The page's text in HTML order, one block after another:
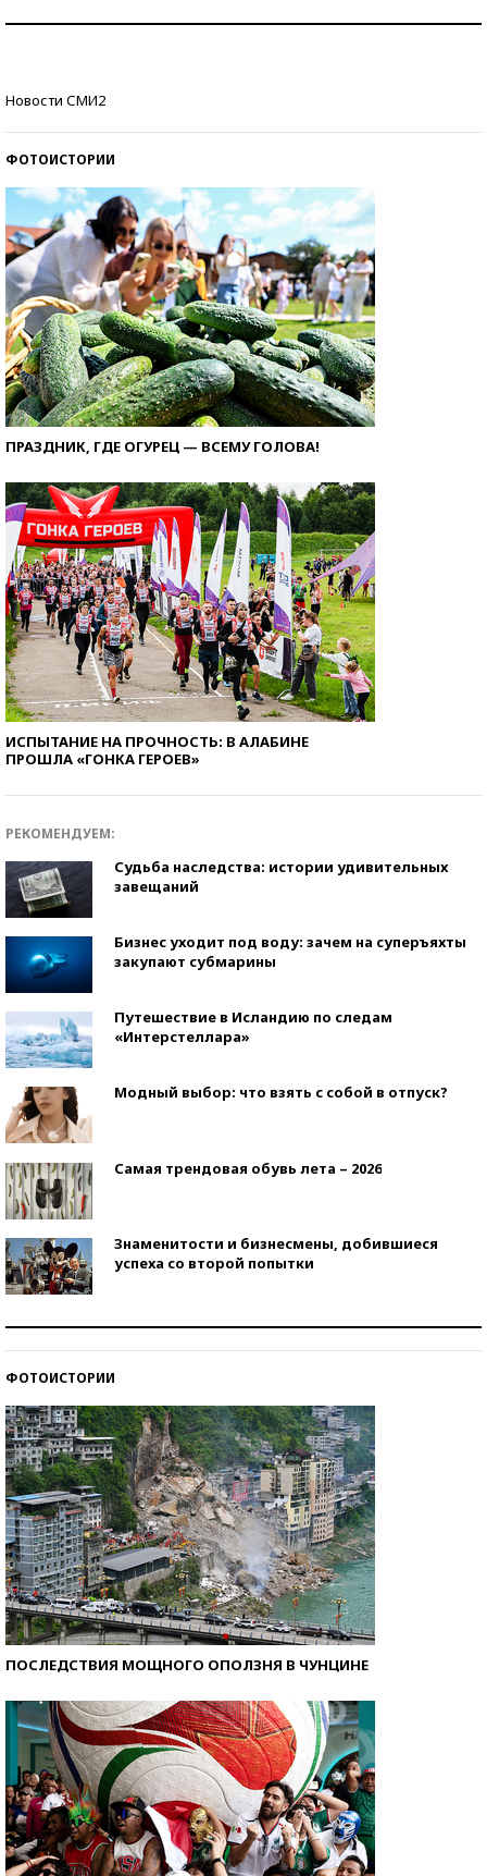
Новости СМИ2
ФОТОИСТОРИИ
ПРАЗДНИК, ГДЕ ОГУРЕЦ — ВСЕМУ ГОЛОВА!
ИСПЫТАНИЕ НА ПРОЧНОСТЬ: В АЛАБИНЕ
ПРОШЛА «ГОНКА ГЕРОЕВ»
РЕКОМЕНДУЕМ:
Судьба наследства: истории удивительных
завещаний
Бизнес уходит под воду: зачем на суперъяхты
закупают субмарины
Путешествие в Исландию по следам
«Интерстеллара»
Модный выбор: что взять с собой в отпуск?
Самая трендовая обувь лета – 2026
Знаменитости и бизнесмены, добившиеся
успеха со второй попытки
ФОТОИСТОРИИ
ПОСЛЕДСТВИЯ МОЩНОГО ОПОЛЗНЯ В ЧУНЦИНЕ